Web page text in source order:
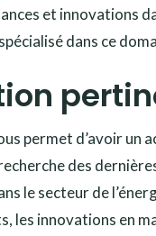
et innovations
dans ce
permet d’avoir un
des
le secteur de
innovations en